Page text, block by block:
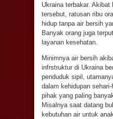
Ukraina terbakar.
tersebut, ratusan ribu
hidup tanpa air bersih
Banyak orang juga
layanan kesehatan.
Minimnya air bersih
infrstruktur di Ukraina
penduduk sipil,
dalam kehidupan
pihak yang paling
Misalnya saat datang
kebutuhan air untuk